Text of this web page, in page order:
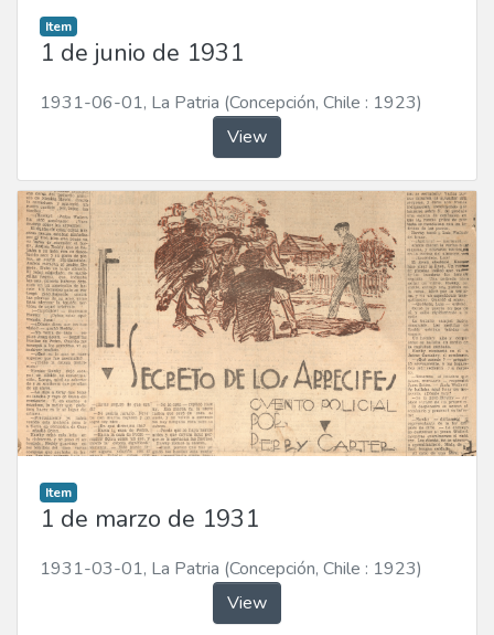
Item
1 de junio de 1931
1931-06-01, La Patria (Concepción, Chile : 1923)
View
Item
1 de marzo de 1931
1931-03-01, La Patria (Concepción, Chile : 1923)
View